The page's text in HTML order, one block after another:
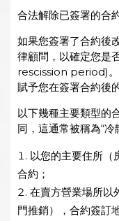
合法解除已簽署的合
如果您簽署了合約後
律顧問，以確定您是
rescission period)。
賦予您在簽署合約後
以下幾種主要類型的
同，這通常被稱為“
以您的主要住所
合約；
在賣方營業場所以
門推銷），合約簽訂